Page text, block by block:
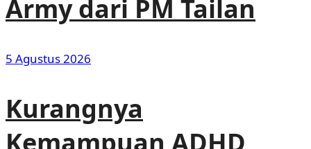
Army dari PM Tailan
5 Agustus 2026
Kurangnya
Kemampuan ADHD